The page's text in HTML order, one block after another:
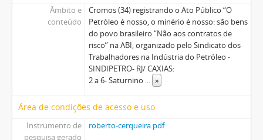
Âmbito e
conteúdo
Cromos (34) registrando o Ato Público “O
Petróleo é nosso, o minério é nosso: são bens
do povo brasileiro “Não aos contratos de
risco” na ABI, organizado pelo Sindicato dos
Trabalhadores na Indústria do Petróleo -
SINDIPETRO- RJ/ CAXIAS:
2 a 6- Saturnino ... »
Área de condições de acesso e uso
Instrumento de
pesquisa gerado
roberto-cerqueira.pdf